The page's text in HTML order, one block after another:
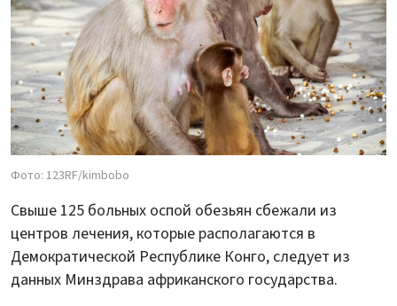
Фото: 123RF/kimbobo
Свыше 125 больных оспой обезьян сбежали из
центров лечения, которые располагаются в
Демократической Республике Конго, следует из
данных Минздрава африканского государства.